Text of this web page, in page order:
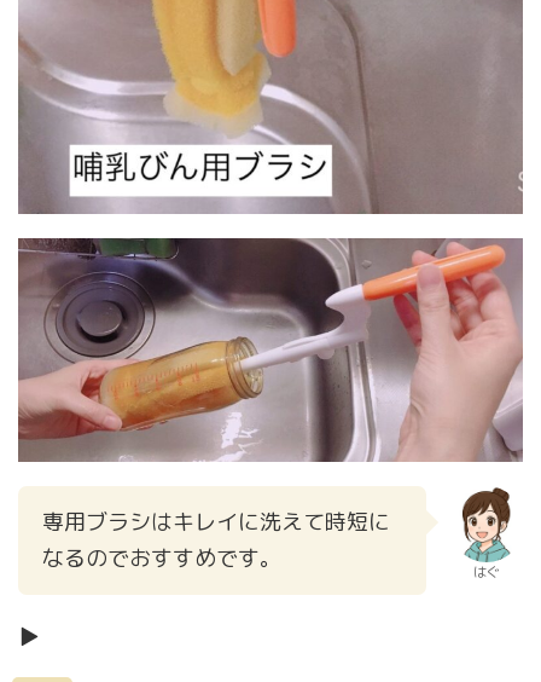
専用ブラシはキレイに洗えて時短に
なるのでおすすめです。
はぐ
▶